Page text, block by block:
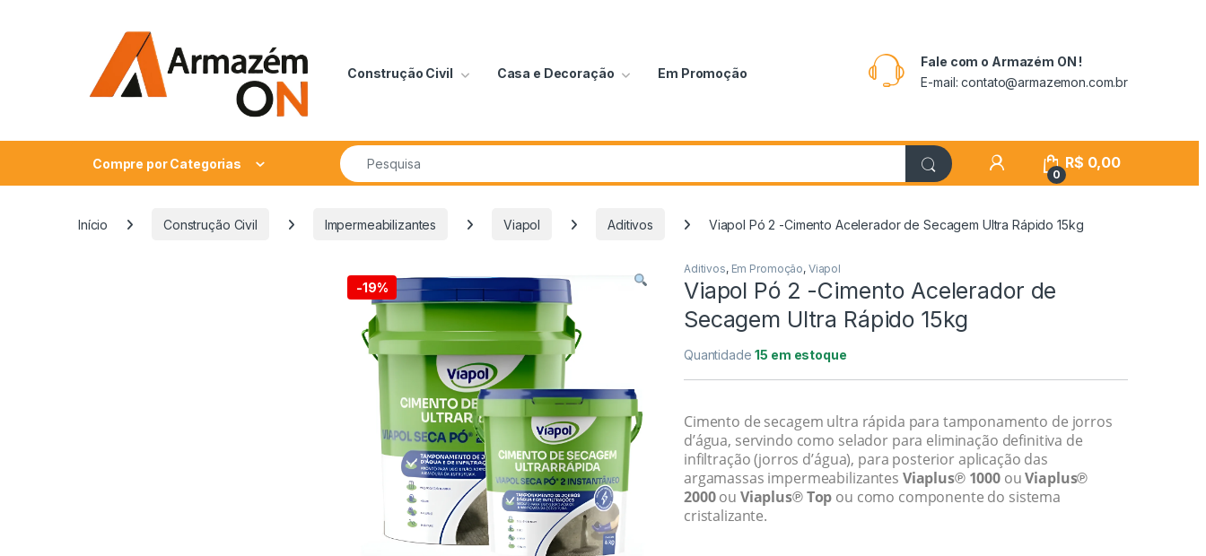
Construção Civil Casa e Decoração Em Promoção
Fale com o Armazém ON !
E-mail: contato@armazemon.com.br
Compre por Categorias
0
R$ 0,00
Início Construção Civil Impermeabilizantes Viapol Aditivos Viapol Pó 2 -Cimento Acelerador de Secagem Ultra Rápido 15kg
-19%
Aditivos, Em Promoção, Viapol
Viapol Pó 2 -Cimento Acelerador de
Secagem Ultra Rápido 15kg
Quantidade15 em estoque
Cimento de secagem ultra rápida para tamponamento de jorros
d’água, servindo como selador para eliminação definitiva de
infiltração (jorros d’água), para posterior aplicação das
argamassas impermeabilizantes Viaplus℗ 1000 ouViaplus℗
2000ou Viaplus℗ Top ou como componente do sistema
cristalizante.